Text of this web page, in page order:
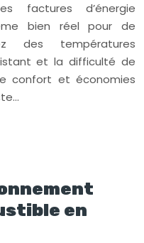
factures d’énergie
bien réel pour de
des températures
et la difficulté de
confort et économies
en